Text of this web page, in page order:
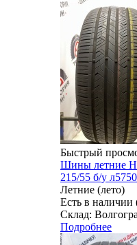
Быстрый
Шины летние
215/55 б/у л5750
Летние (лето)
Есть в наличии
Склад:
Подробнее